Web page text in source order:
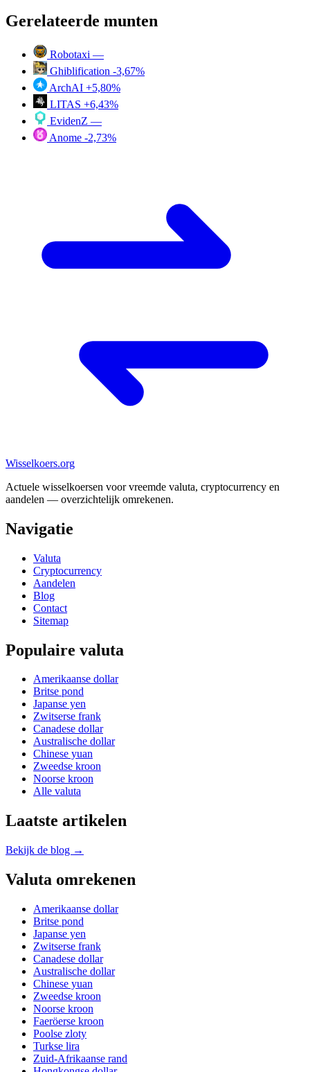
Gerelateerde munten
Robotaxi —
Ghiblification -3,67%
ArchAI +5,80%
LITAS +6,43%
EvidenZ —
Anome -2,73%
Wisselkoers.org
Actuele wisselkoersen voor vreemde valuta, cryptocurrency en
aandelen — overzichtelijk omrekenen.
Navigatie
Valuta
Cryptocurrency
Aandelen
Blog
Contact
Sitemap
Populaire valuta
Amerikaanse dollar
Britse pond
Japanse yen
Zwitserse frank
Canadese dollar
Australische dollar
Chinese yuan
Zweedse kroon
Noorse kroon
Alle valuta
Laatste artikelen
Bekijk de blog →
Valuta omrekenen
Amerikaanse dollar
Britse pond
Japanse yen
Zwitserse frank
Canadese dollar
Australische dollar
Chinese yuan
Zweedse kroon
Noorse kroon
Faeröerse kroon
Poolse zloty
Turkse lira
Zuid-Afrikaanse rand